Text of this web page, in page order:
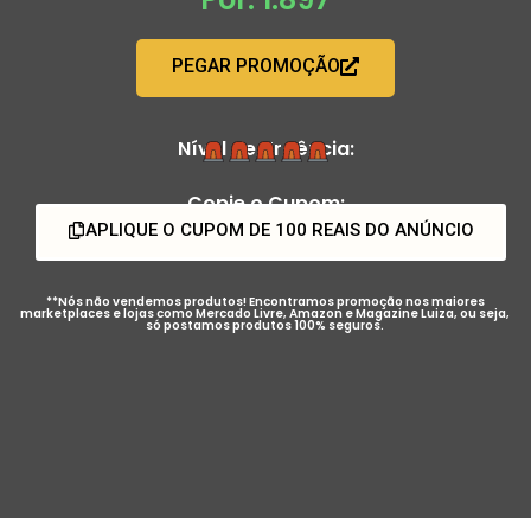
PEGAR PROMOÇÃO
Nível de Urgência:
Copie o Cupom:
APLIQUE O CUPOM DE 100 REAIS DO ANÚNCIO
**Nós não vendemos produtos! Encontramos promoção nos maiores
marketplaces e lojas como Mercado Livre, Amazon e Magazine Luiza, ou seja,
só postamos produtos 100% seguros.